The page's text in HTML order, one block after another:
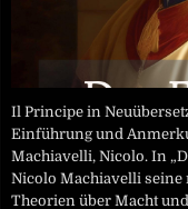
Il Principe in
Einführung und
Machiavelli, Nicolo. In
Nicolo Machiavelli
Theorien über Macht